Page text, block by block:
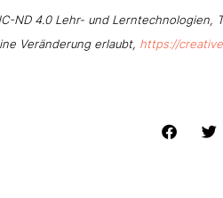
ND 4.0 Lehr- und Lerntechnologien,
Veränderung erlaubt, https://